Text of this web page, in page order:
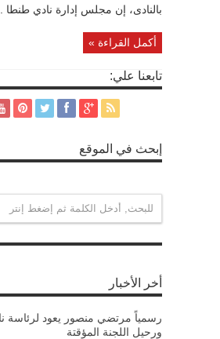
بالنادى، إن مجلس إدارة نادي طنطا ...
أكمل القراءة »
تابعنا علي:
إبحث في الموقع
أخر الأخبار
رسمياً مرتضي منصور يعود لرئاسة
ورحيل اللجنة المؤقتة